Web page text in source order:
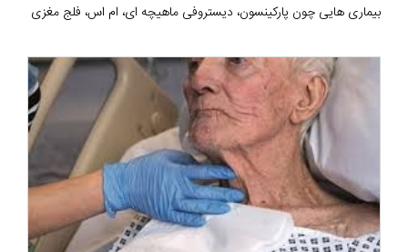
بیماری هایی چون پارکینسون، دیستروفی ماهیچه ای، ام اس، فلج مغزی